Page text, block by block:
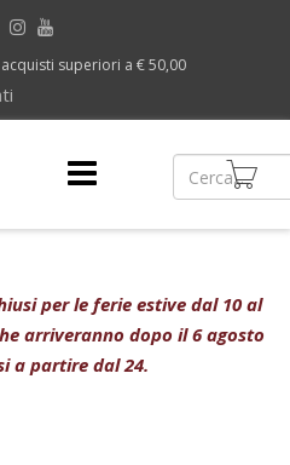
superiori a € 50,00
per le ferie estive dal 10 al
arriveranno dopo il 6 agosto
a partire dal 24.